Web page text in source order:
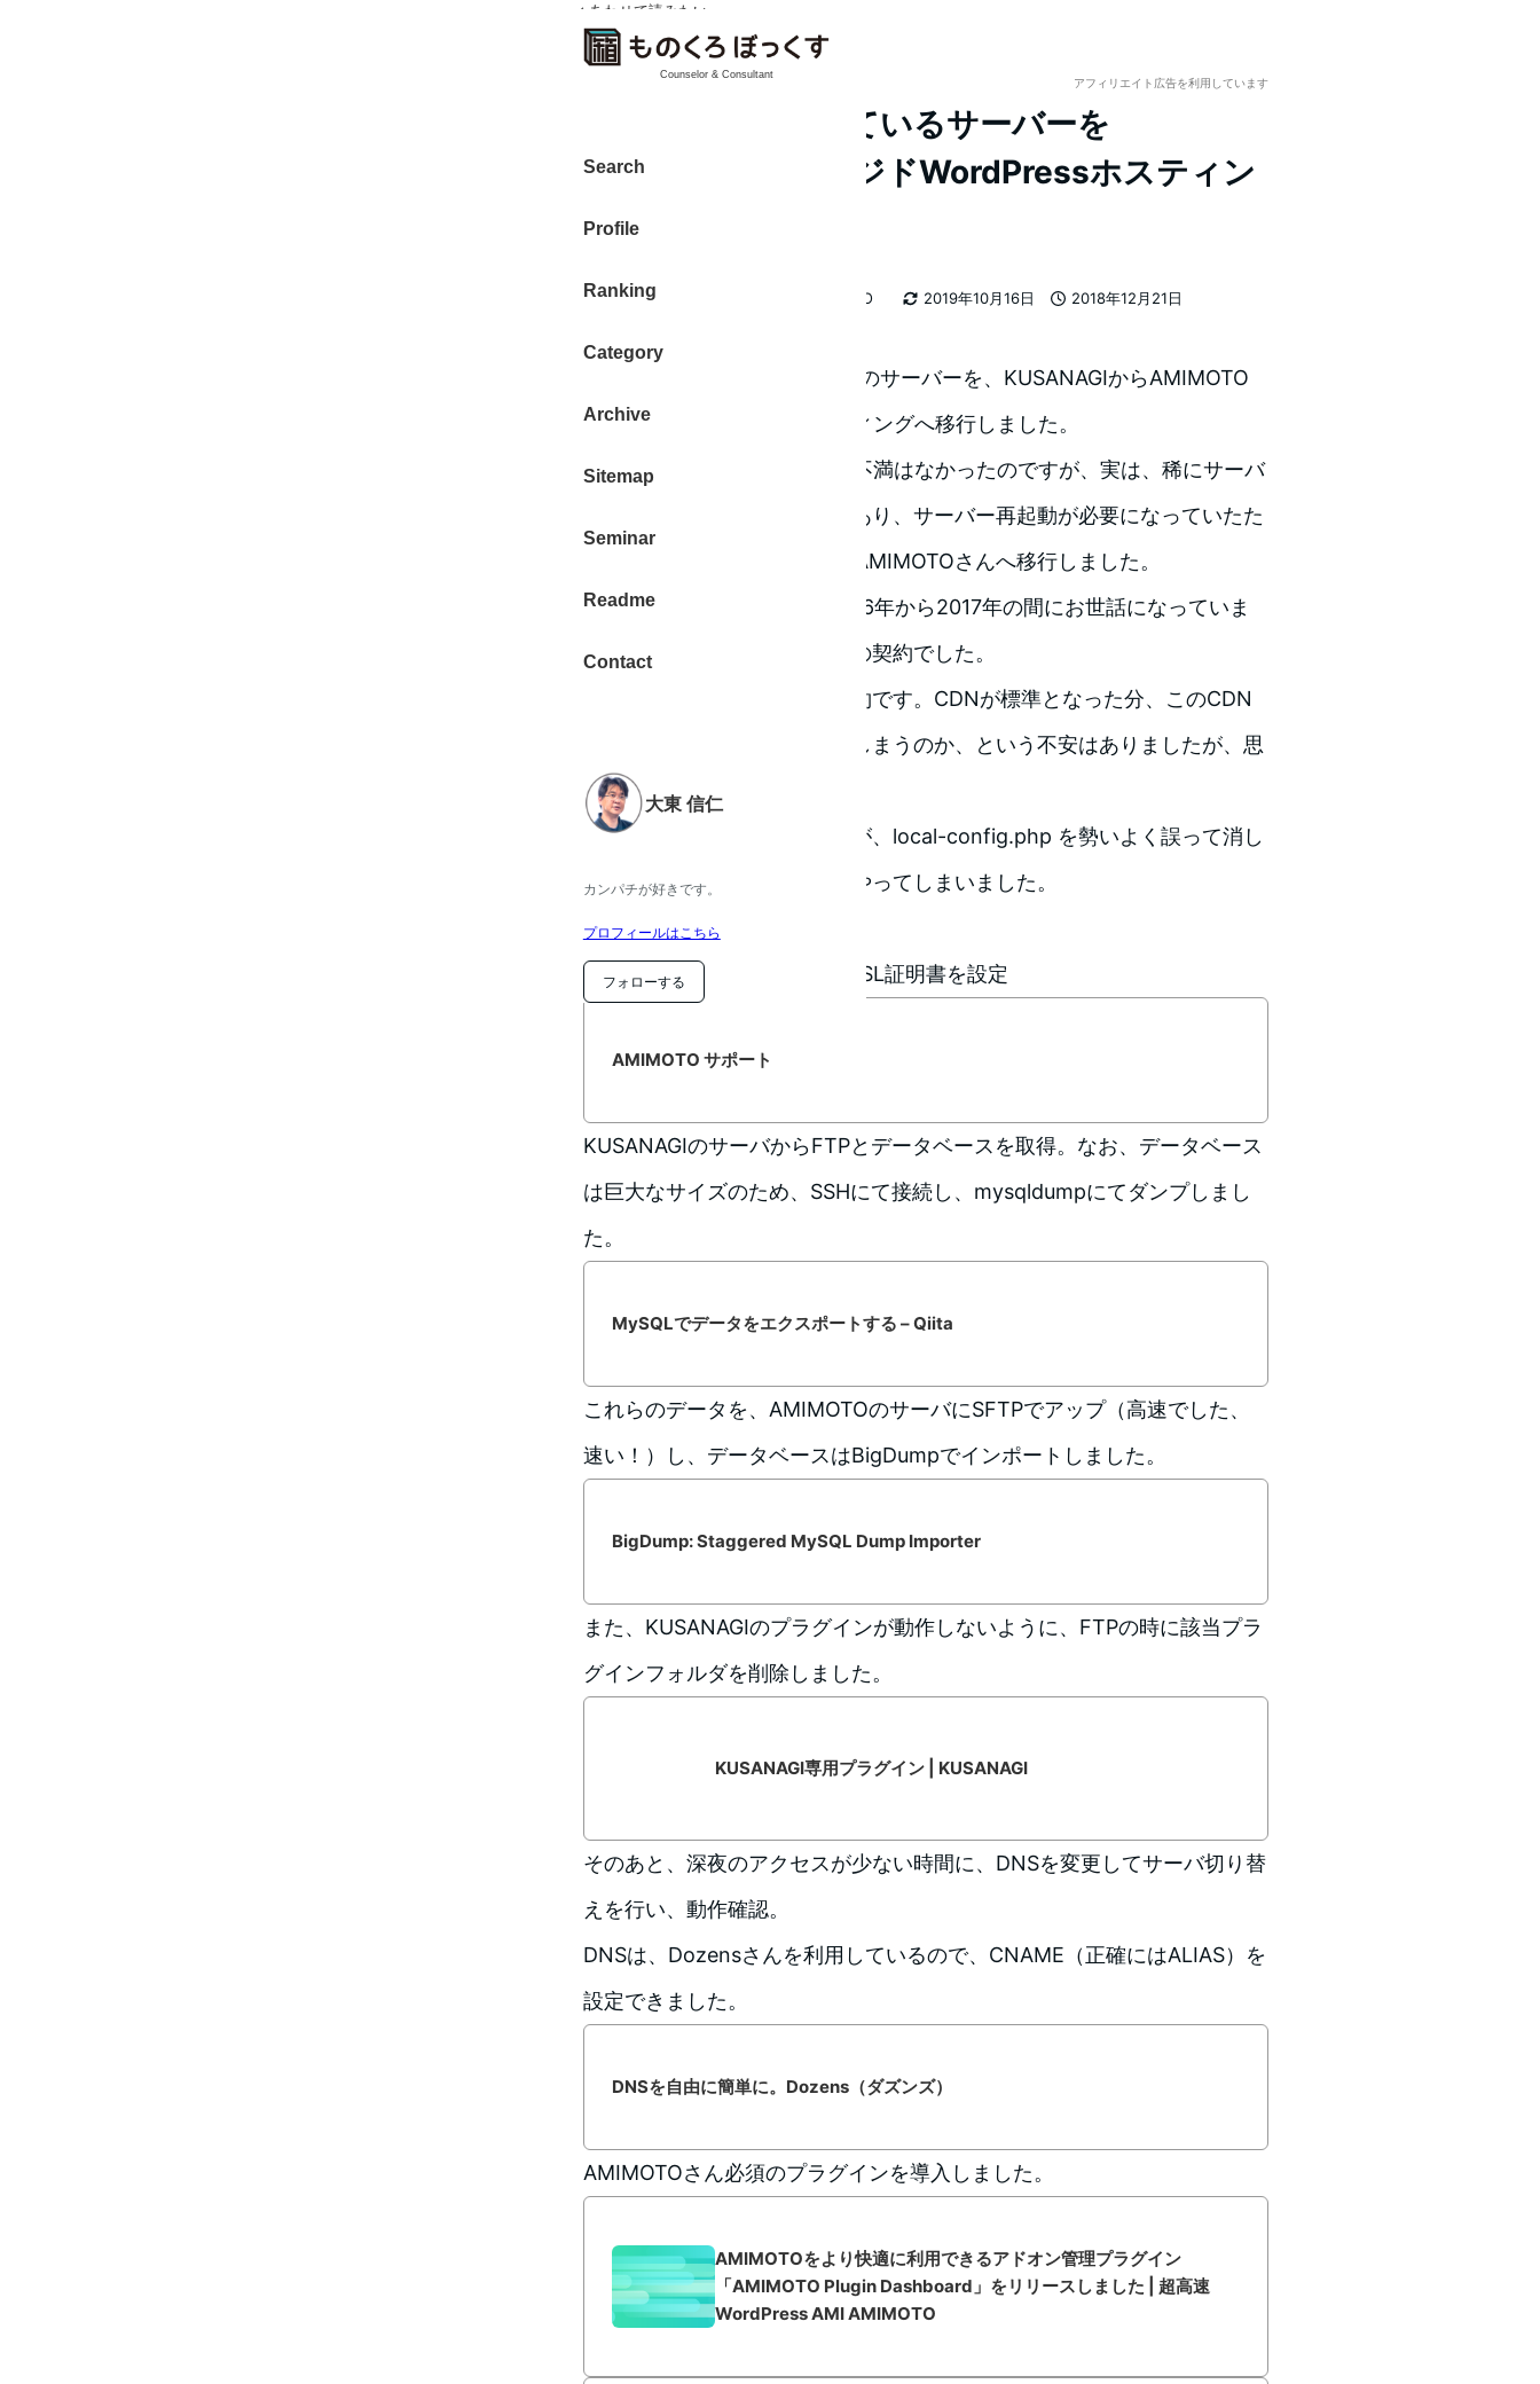
Counselor & Consultant
Search
Profile
Ranking
Category
Archive
Sitemap
Seminar
Readme
Contact
大東 信仁
カンパチが好きです。
プロフィールはこちら
フォローする
アフィリエイト広告を利用しています
ブログを稼働させているサーバーを
AMIMOTO マネージドWordPressホスティン
グ（Small）へ移行
2019年10月16日
2018年12月21日
者
大東 信仁（ものくろ） AMIMOTO
2018年12月18日に、当ブログのサーバーを、KUSANAGIからAMIMOTO
マネージドWordPressホスティングへ移行しました。
KUSANAGI環境では、速度の不満はなかったのですが、実は、稀にサーバ
ーがダウンしてしまうことがあり、サーバー再起動が必要になっていたた
め、今回、思い切ってAWSのAMIMOTOさんへ移行しました。
実は、AMIMOTOさんは、2016年から2017年の間にお世話になっていま
した。この時は、旧プランでの契約でした。
今回は、新しいプランでの契約です。CDNが標準となった分、このCDN
転送量がどれくらいになってしまうのか、という不安はありましたが、思
い切って、移動しました。
移行作業は自力で行いましたが、local-config.php を勢いよく誤って消し
てしまって、、というミスをやってしまいました。
手順としては、
AMIMOTOにて、ドメインとSSL証明書を設定
✓ あわせて読みたい
AMIMOTO サポート
KUSANAGIのサーバからFTPとデータベースを取得。なお、データベース
は巨大なサイズのため、SSHにて接続し、mysqldumpにてダンプしまし
た。
✓ あわせて読みたい
MySQLでデータをエクスポートする – Qiita
これらのデータを、AMIMOTOのサーバにSFTPでアップ（高速でした、
速い！）し、データベースはBigDumpでインポートしました。
✓ あわせて読みたい
BigDump: Staggered MySQL Dump Importer
また、KUSANAGIのプラグインが動作しないように、FTPの時に該当プラ
グインフォルダを削除しました。
✓ あわせて読みたい
KUSANAGI専用プラグイン | KUSANAGI
そのあと、深夜のアクセスが少ない時間に、DNSを変更してサーバ切り替
えを行い、動作確認。
DNSは、Dozensさんを利用しているので、CNAME（正確にはALIAS）を
設定できました。
✓ あわせて読みたい
DNSを自由に簡単に。Dozens（ダズンズ）
AMIMOTOさん必須のプラグインを導入しました。
✓ あわせて読みたい
AMIMOTOをより快適に利用できるアドオン管理プラグイン
「AMIMOTO Plugin Dashboard」をリリースしました | 超高速
WordPress AMI AMIMOTO
✓ あわせて読みたい